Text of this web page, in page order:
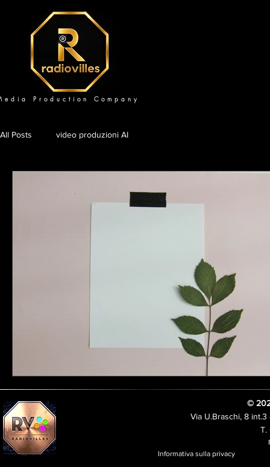
Production Company
All Posts video produzioni AI
©
Via U.Braschi, 8 int.3
T.
Informativa sulla privacy